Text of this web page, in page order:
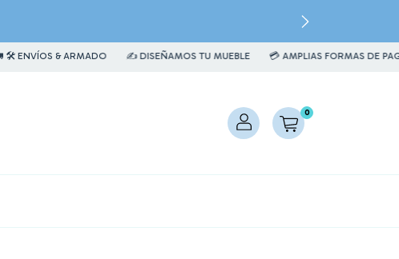
ARMADO ✍️ DISEÑAMOS TU MUEBLE 💳 AMPLIAS FORMAS DE PAGO 🚛 🛠️
0